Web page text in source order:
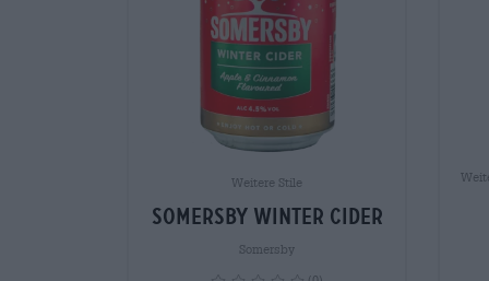
Weitere Stile
Somersby Winter Cider
Somersby